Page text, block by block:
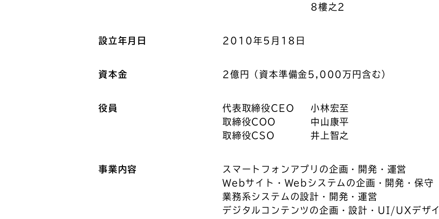
8樓之2
設立年月日 2010年5月18日
資本金 2億円（資本準備金5,000万円含む）
役員 代表取締役CEO
小林宏至
取締役COO
中山康平
取締役CSO
井上智之
事業内容
スマートフォンアプリの企画・開発・運営
Webサイト・Webシステムの企画・開発・保守
業務系システムの設計・開発・運営
デジタルコンテンツの企画・設計・UI/UXデザ